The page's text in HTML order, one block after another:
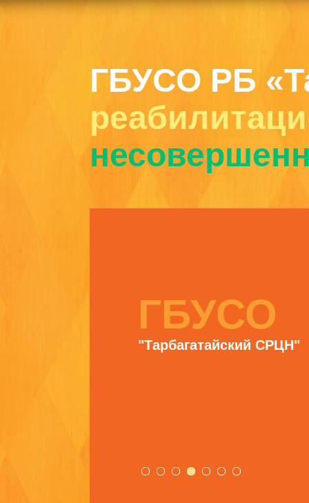
ГБУСО РБ
ГБУСО
"Тарбагатайский СРЦН"